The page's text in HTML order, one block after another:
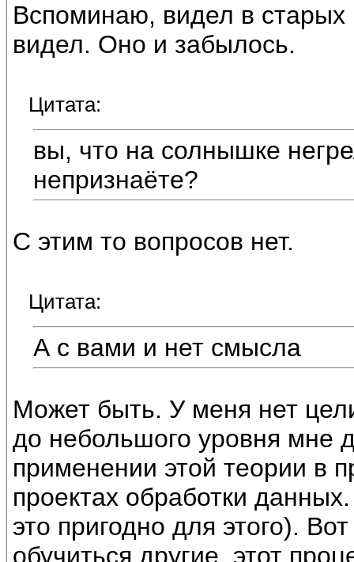
Вспоминаю, видел в старых
видел. Оно и забылось.
Цитата:
вы, что на солнышке
непризнаёте?
С этим то вопросов нет.
Цитата:
А с вами и нет смысла
Может быть. У меня нет
до небольшого уровня мне
применении этой теории в
проектах обработки
это пригодно для этого).
обучиться другие, этот